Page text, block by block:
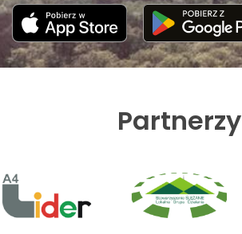
Partnerzy